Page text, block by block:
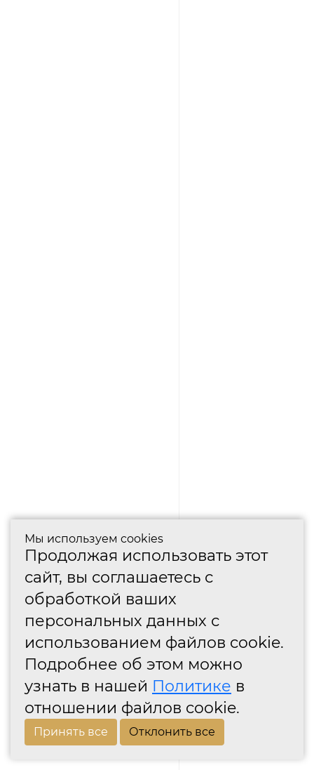
Мы используем cookies
Продолжая использовать этот
сайт, вы соглашаетесь с
обработкой ваших
персональных данных с
использованием файлов cookie.
Подробнее об этом можно
узнать в нашей Политике в
отношении файлов cookie.
Принять все Отклонить все